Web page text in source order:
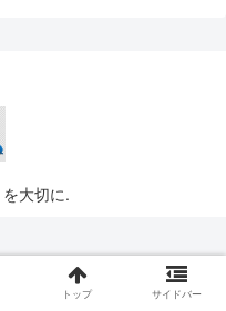
大切に.
トップ サイドバー